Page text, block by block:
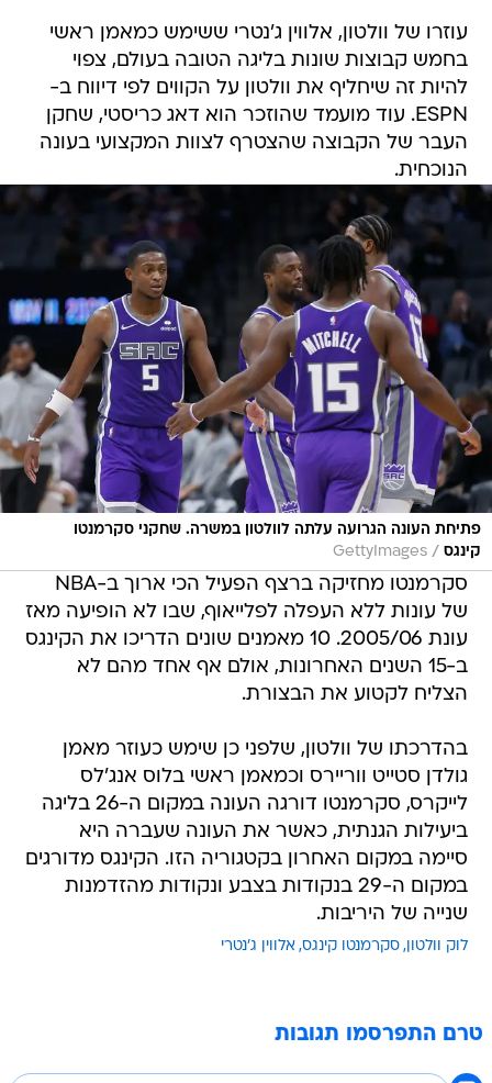
עוזרו של וולטון, אלווין ג'נטרי ששימש כמאמן ראשי
בחמש קבוצות שונות בליגה הטובה בעולם, צפוי
להיות זה שיחליף את וולטון על הקווים לפי דיווח ב-
ESPN. עוד מועמד שהוזכר הוא דאג כריסטי, שחקן
העבר של הקבוצה שהצטרף לצוות המקצועי בעונה
הנוכחית.
פתיחת העונה הגרועה עלתה לוולטון במשרה. שחקני סקרמנטו
קינגס /
GettyImages
סקרמנטו מחזיקה ברצף הפעיל הכי ארוך ב-NBA
של עונות ללא העפלה לפלייאוף, שבו לא הופיעה מאז
עונת 2005/06. 10 מאמנים שונים הדריכו את הקינגס
ב-15 השנים האחרונות, אולם אף אחד מהם לא
הצליח לקטוע את הבצורת.
בהדרכתו של וולטון, שלפני כן שימש כעוזר מאמן
גולדן סטייט ווריירס וכמאמן ראשי בלוס אנג'לס
לייקרס, סקרמנטו דורגה העונה במקום ה-26 בליגה
ביעילות הגנתית, כאשר את העונה שעברה היא
סיימה במקום האחרון בקטגוריה הזו. הקינגס מדורגים
במקום ה-29 בנקודות בצבע ונקודות מהזדמנות
שנייה של היריבות.
לוק וולטון סקרמנטו קינגס אלווין ג'נטרי
טרם התפרסמו תגובות